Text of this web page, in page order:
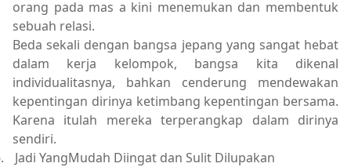
orang pada mas a kini menemukan dan membentuk
sebuah relasi.
Beda sekali dengan bangsa jepang yang sangat hebat
dalam kerja kelompok, bangsa kita dikenal
individualitasnya, bahkan cenderung mendewakan
kepentingan dirinya ketimbang kepentingan bersama.
Karena itulah mereka terperangkap dalam dirinya
sendiri.
Jadi YangMudah Diingat dan Sulit Dilupakan